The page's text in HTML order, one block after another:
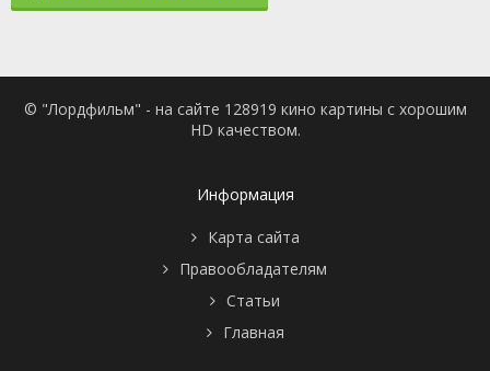
© "Лордфильм" - на сайте 128919 кино картины с хорошим
HD качеством.
Информация
Карта сайта
Правообладателям
Статьи
Главная